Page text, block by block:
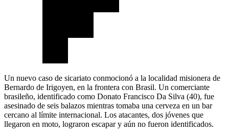
Un nuevo caso de sicariato conmocionó a la localidad misionera de
Bernardo de Irigoyen, en la frontera con Brasil. Un comerciante
brasileño, identificado como Donato Francisco Da Silva (40), fue
asesinado de seis balazos mientras tomaba una cerveza en un bar
cercano al límite internacional. Los atacantes, dos jóvenes que
llegaron en moto, lograron escapar y aún no fueron identificados.